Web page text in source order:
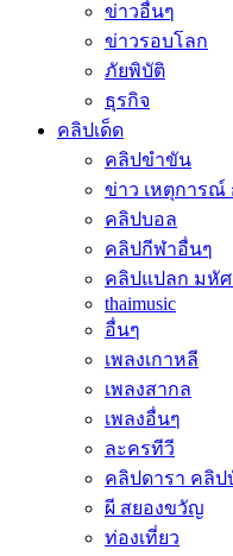
ข่าวอื่นๆ
ข่าวรอบโลก
ภัยพิบัติ
ธุรกิจ
คลิปเด็ด
คลิปขำขัน
ข่าว เหตุการณ์
คลิปบอล
คลิปกีฬาอื่นๆ
คลิปแปลก มหัศ
thaimusic
อื่นๆ
เพลงเกาหลี
เพลงสากล
เพลงอื่นๆ
ละครทีวี
คลิปดารา คลิป
ผี สยองขวัญ
ท่องเที่ยว